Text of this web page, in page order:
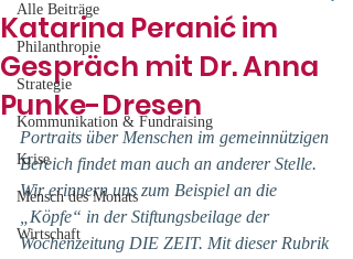
Alle Beiträge
Philanthropie
Strategie
Kommunikation & Fundraising
Krise
Mensch des Monats
Wirtschaft
Katarina Peranić im
Gespräch mit Dr. Anna
Punke-Dresen
Portraits über Menschen im gemeinnützigen
Bereich findet man auch an anderer Stelle.
Wir erinnern uns zum Beispiel an die
„Köpfe“ in der Stiftungsbeilage der
Wochenzeitung DIE ZEIT. Mit dieser Rubrik